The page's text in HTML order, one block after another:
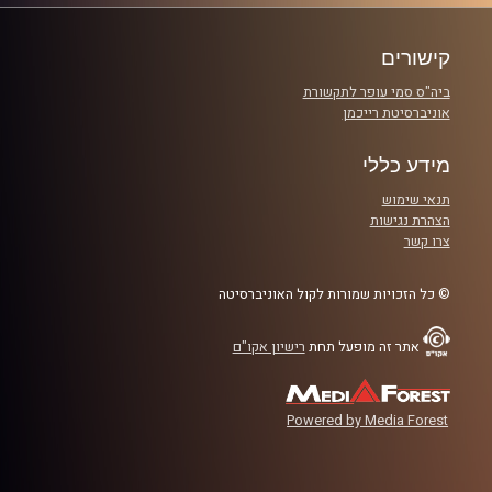
קישורים
ביה"ס סמי עופר לתקשורת
אוניברסיטת רייכמן
מידע כללי
תנאי שימוש
הצהרת נגישות
צרו קשר
© כל הזכויות שמורות לקול האוניברסיטה
אתר זה מופעל תחת רישיון אקו"ם
Powered by Media Forest